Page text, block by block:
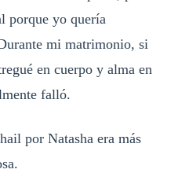
porque yo quería
mi matrimonio, si
en cuerpo y alma en
falló.
por Natasha era más